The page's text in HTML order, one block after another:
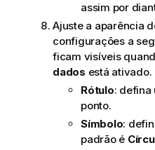
assim por
Ajuste a aparência
configurações a
ficam visíveis
dados está ativado.
Rótulo: defina
ponto.
Símbolo:
padrão é